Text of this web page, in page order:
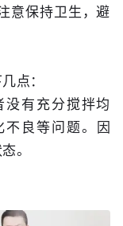
意保持卫生，避
点：
有充分搅拌均
良等问题。因
。